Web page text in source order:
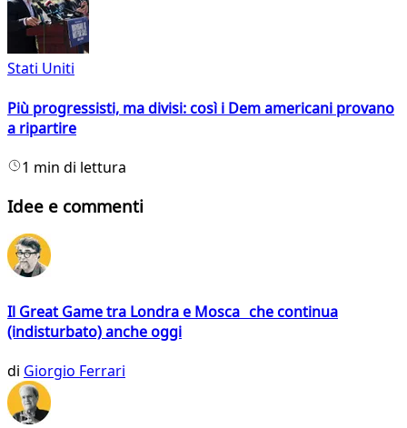
Stati Uniti
Più progressisti, ma divisi: così i Dem americani provano
a ripartire
1 min di lettura
Idee e commenti
Il Great Game tra Londra e Mosca che continua
(indisturbato) anche oggi
di Giorgio Ferrari